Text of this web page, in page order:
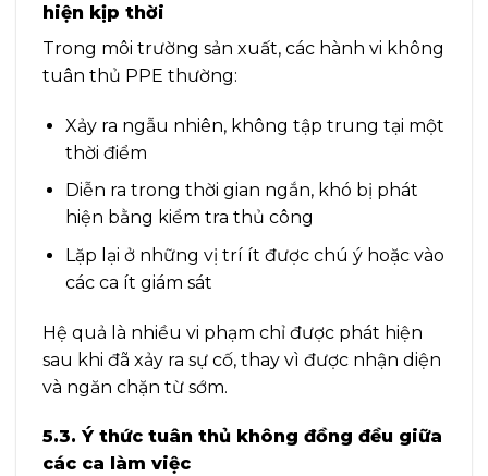
hiện kịp thời
Trong môi trường sản xuất, các hành vi không
tuân thủ PPE thường:
Xảy ra ngẫu nhiên, không tập trung tại một
thời điểm
Diễn ra trong thời gian ngắn, khó bị phát
hiện bằng kiểm tra thủ công
Lặp lại ở những vị trí ít được chú ý hoặc vào
các ca ít giám sát
Hệ quả là nhiều vi phạm chỉ được phát hiện
sau khi đã xảy ra sự cố, thay vì được nhận diện
và ngăn chặn từ sớm.
5.3. Ý thức tuân thủ không đồng đều giữa
các ca làm việc